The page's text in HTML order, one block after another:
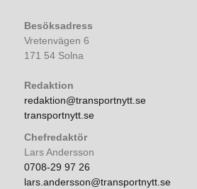
Besöksadress
Vretenvägen 6
171 54 Solna
Redaktion
redaktion@transportnytt.se
transportnytt.se
Chefredaktör
Lars Andersson
0708-29 97 26
lars.andersson@transportnytt.se